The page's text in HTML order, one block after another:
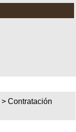
>Contratación